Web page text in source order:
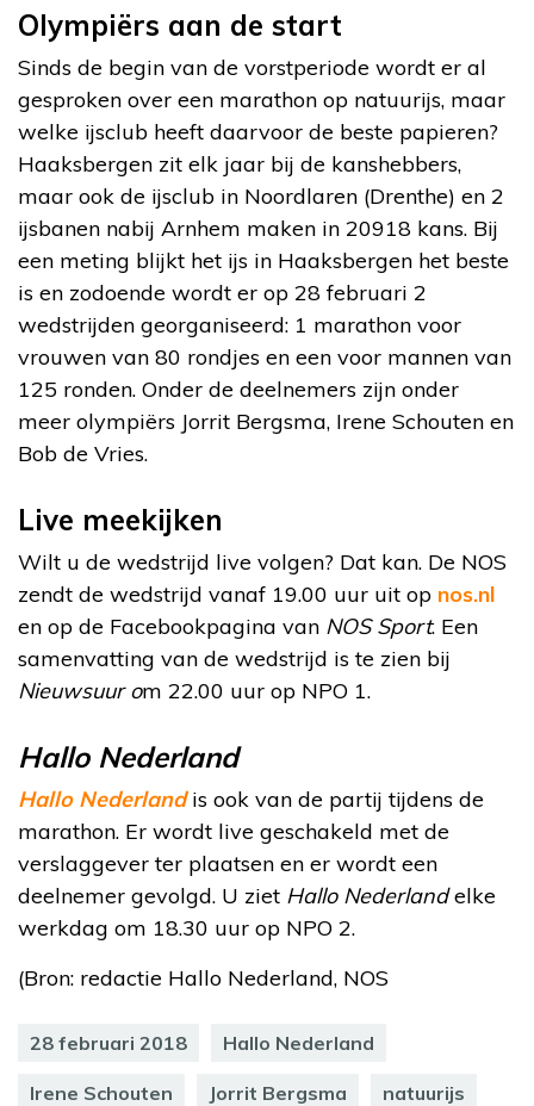
Olympiërs aan de start
Sinds de begin van de vorstperiode wordt er al
gesproken over een marathon op natuurijs, maar
welke ijsclub heeft daarvoor de beste papieren?
Haaksbergen zit elk jaar bij de kanshebbers,
maar ook de ijsclub in Noordlaren (Drenthe) en 2
ijsbanen nabij Arnhem maken in 20918 kans. Bij
een meting blijkt het ijs in Haaksbergen het beste
is en zodoende wordt er op 28 februari 2
wedstrijden georganiseerd: 1 marathon voor
vrouwen van 80 rondjes en een voor mannen van
125 ronden. Onder de deelnemers zijn onder
meer olympiërs Jorrit Bergsma, Irene Schouten en
Bob de Vries.
Live meekijken
Wilt u de wedstrijd live volgen? Dat kan. De NOS
zendt de wedstrijd vanaf 19.00 uur uit op nos.nl
en op de Facebookpagina van NOS Sport. Een
samenvatting van de wedstrijd is te zien bij
Nieuwsuur om 22.00 uur op NPO 1.
Hallo Nederland
Hallo Nederlandis ook van de partij tijdens de
marathon. Er wordt live geschakeld met de
verslaggever ter plaatsen en er wordt een
deelnemer gevolgd. U ziet Hallo Nederlandelke
werkdag om 18.30 uur op NPO 2.
(Bron: redactie Hallo Nederland, NOS
28 februari 2018 Hallo Nederland
Irene Schouten Jorrit Bergsma natuurijs